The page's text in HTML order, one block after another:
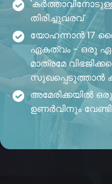
തിരിച്ചുവരവ്
യോഹന്നാൻ 17
ഏകത്വം - ഒരു
മാത്രമേ
സുഖപ്പെടുത്താൻ
അമേരിക്കയിൽ
ഉണർവിനും